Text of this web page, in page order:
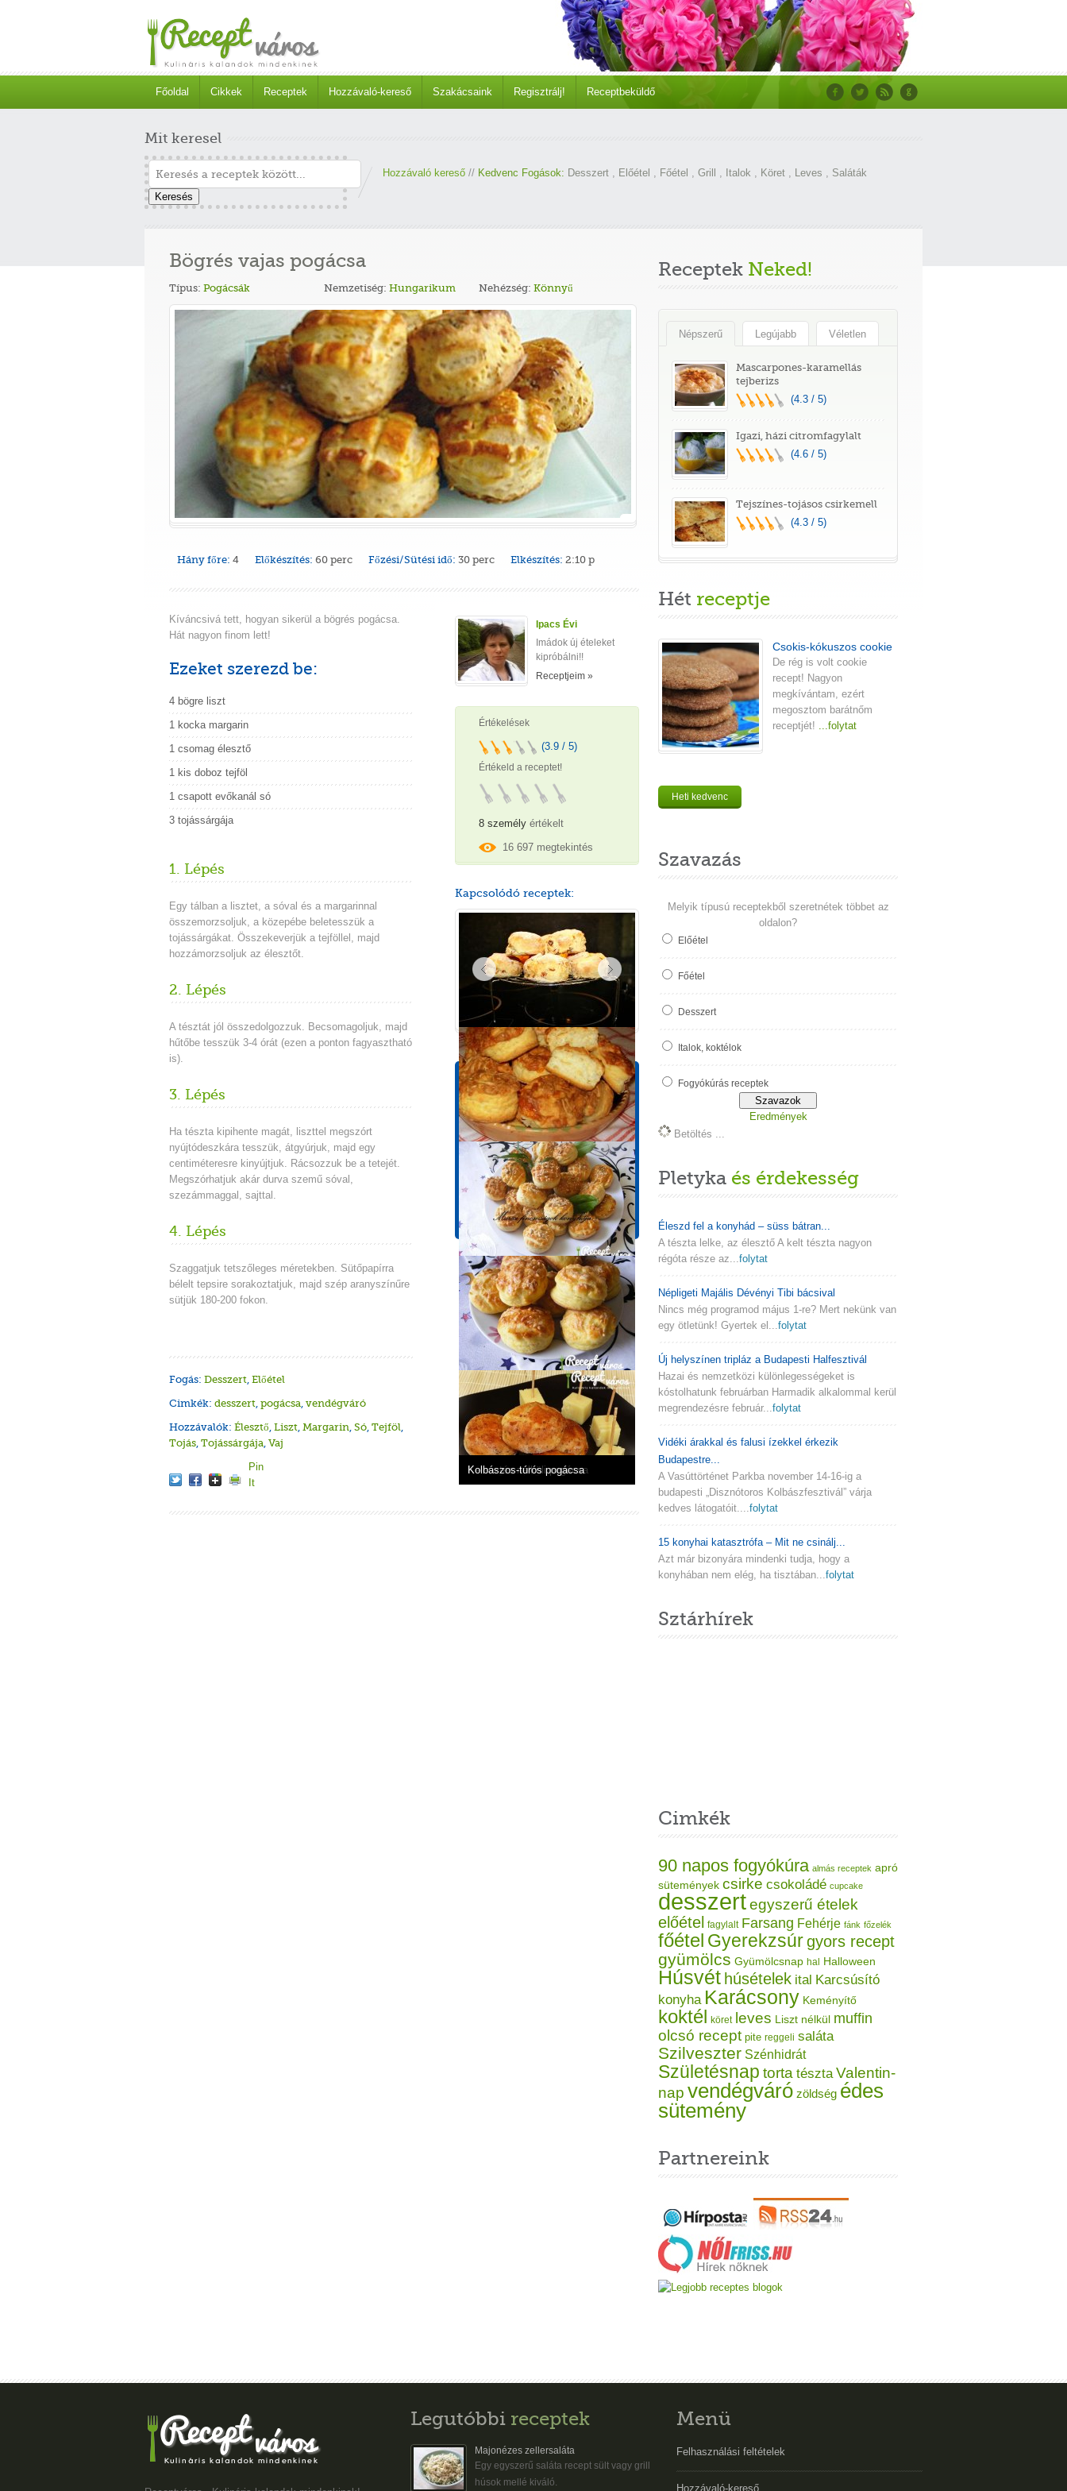
Főoldal Cikkek Receptek Hozzávaló-kereső Szakácsaink Regisztrálj! Receptbeküldő
Mit keresel
Keresés
Hozzávaló kereső // Kedvenc Fogások: Desszert , Előétel , Főétel , Grill , Italok , Köret , Leves , Saláták
Bögrés vajas pogácsa
Típus: Pogácsák Nemzetiség: Hungarikum Nehézség: Könnyű
Hány főre: 4 Előkészítés: 60 perc Főzési/Sütési idő: 30 perc Elkészítés: 2:10 p
Kíváncsivá tett, hogyan sikerül a bögrés pogácsa.
Hát nagyon finom lett!
Ezeket szerezd be:
4 bögre liszt
1 kocka margarin
1 csomag élesztő
1 kis doboz tejföl
1 csapott evőkanál só
3 tojássárgája
1. Lépés
Egy tálban a lisztet, a sóval és a margarinnal
összemorzsoljuk, a közepébe beletesszük a
tojássárgákat. Összekeverjük a tejföllel, majd
hozzámorzsoljuk az élesztőt.
2. Lépés
A tésztát jól összedolgozzuk. Becsomagoljuk, majd
hűtőbe tesszük 3-4 órát (ezen a ponton fagyasztható
is).
3. Lépés
Ha tészta kipihente magát, liszttel megszórt
nyújtódeszkára tesszük, átgyúrjuk, majd egy
centiméteresre kinyújtjuk. Rácsozzuk be a tetejét.
Megszórhatjuk akár durva szemű sóval,
szezámmaggal, sajttal.
4. Lépés
Szaggatjuk tetszőleges méretekben. Sütőpapírra
bélelt tepsire sorakoztatjuk, majd szép aranyszínűre
sütjük 180-200 fokon.
Fogás: Desszert, Előétel
Cimkék: desszert, pogácsa, vendégváró
Hozzávalók: Élesztő, Liszt, Margarin, Só, Tejföl,
Tojás, Tojássárgája, Vaj
Pin
It
Ipacs Évi
Imádok új ételeket
kipróbálni!!
Receptjeim »
Értékelések
(3.9 / 5)
Értékeld a receptet!
8 személy értékelt
16 697 megtekintés
Kapcsolódó receptek:
Juhtúrós-mazsolás pogácsa
Sajtos-tejfölös pogácsa
Kétmagvas pogácsa
Kelesztés nélküli pogácsa
Kolbászos-túrós pogácsa
Tápérték információk
1 adagra vonatkozik!
Energia
712 kcal
Zsír
43.2g
Szénhidrát
68.9g
Fehérje
12.2g
Koleszterin
127mg
Cukor
2.6g
Receptek Neked!
Népszerű Legújabb Véletlen
Mascarpones-karamellás
tejberizs
(4.3 / 5)
Igazi, házi citromfagylalt
(4.6 / 5)
Tejszínes-tojásos csirkemell
(4.3 / 5)
Hét receptje
Csokis-kókuszos cookie
De rég is volt cookie
recept! Nagyon
megkívántam, ezért
megosztom barátnőm
receptjét! ...folytat
Heti kedvenc
Szavazás
Melyik típusú receptekből szeretnétek többet az
oldalon?
Előétel
Főétel
Desszert
Italok, koktélok
Fogyókúrás receptek
Eredmények
Betöltés ...
Pletyka és érdekesség
Éleszd fel a konyhád – süss bátran...
A tészta lelke, az élesztő A kelt tészta nagyon
régóta része az...folytat
Népligeti Majális Dévényi Tibi bácsival
Nincs még programod május 1-re? Mert nekünk van
egy ötletünk! Gyertek el...folytat
Új helyszínen tripláz a Budapesti Halfesztivál
Hazai és nemzetközi különlegességeket is
kóstolhatunk februárban Harmadik alkalommal kerül
megrendezésre február...folytat
Vidéki árakkal és falusi ízekkel érkezik
Budapestre...
A Vasúttörténet Parkba november 14-16-ig a
budapesti „Disznótoros Kolbászfesztivál” várja
kedves látogatóit....folytat
15 konyhai katasztrófa – Mit ne csinálj...
Azt már bizonyára mindenki tudja, hogy a
konyhában nem elég, ha tisztában...folytat
Sztárhírek
Cimkék
90 napos fogyókúra almás receptek apró
sütemények csirke csokoládé cupcake
desszertegyszerű ételek
előétel fagylalt Farsang Fehérje fánk főzelék
főétel Gyerekzsúrgyors recept
gyümölcs Gyümölcsnap hal Halloween
Húsvét húsételek ital Karcsúsító
konyha Karácsony Keményítő
koktél köret leves Liszt nélkül muffin
olcsó recept pite reggeli saláta
Szilveszter Szénhidrát
Születésnap torta tészta Valentin-
nap vendégváró zöldség édes
sütemény
Partnereink
Legutóbbi receptek
Majonézes zellersaláta
Egy egyszerű saláta recept sült vagy grill
húsok mellé kiváló.
Menü
Felhasználási feltételek
Hozzávaló-kereső